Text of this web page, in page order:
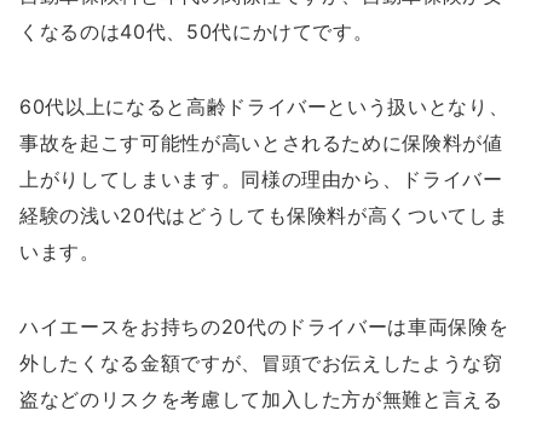
くなるのは40代、50代にかけてです。
60代以上になると高齢ドライバーという扱いとなり、
事故を起こす可能性が高いとされるために保険料が値
上がりしてしまいます。同様の理由から、ドライバー
経験の浅い20代はどうしても保険料が高くついてしま
います。
ハイエースをお持ちの20代のドライバーは車両保険を
外したくなる金額ですが、冒頭でお伝えしたような窃
盗などのリスクを考慮して加入した方が無難と言える